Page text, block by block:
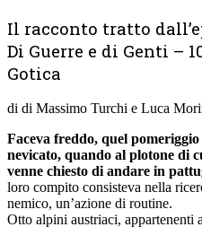
Il racconto tratto
Di Guerre e di Genti –
Gotica
di di Massimo Turchi e Luca
Faceva freddo, quel
nevicato, quando al plotone di
venne chiesto di andare in
loro compito consisteva nella
nemico, un’azione di routine.
Otto alpini austriaci, appartenenti